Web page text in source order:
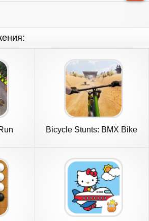
Bicycle Stunts: BMX Bike